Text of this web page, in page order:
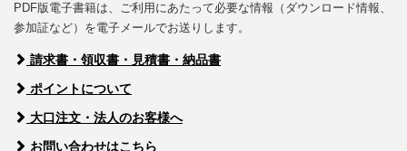
PDF版電子書籍は、ご利用にあたって必要な情報（ダウンロード情報、
参加証など）を電子メールでお送りします。
請求書・領収書・見積書・納品書
ポイントについて
大口注文・法人のお客様へ
お問い合わせはこちら